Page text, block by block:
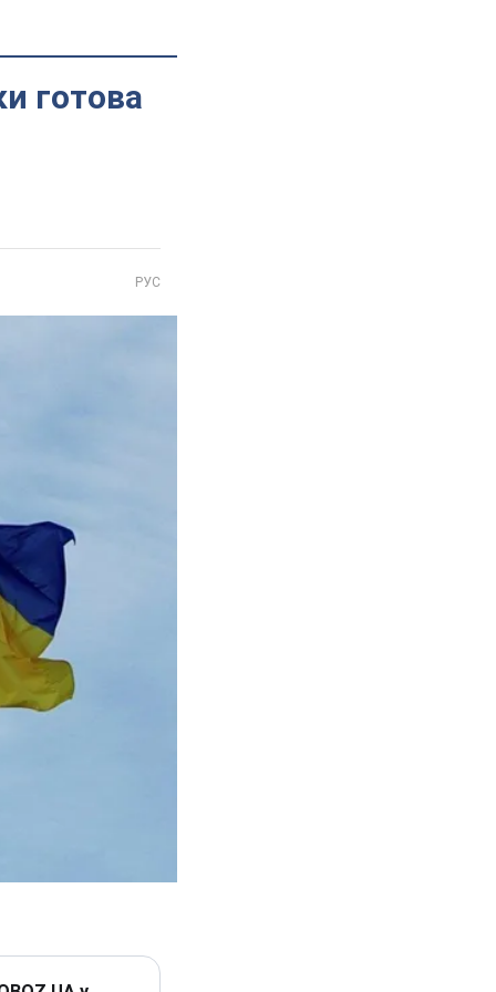
готова
РУС